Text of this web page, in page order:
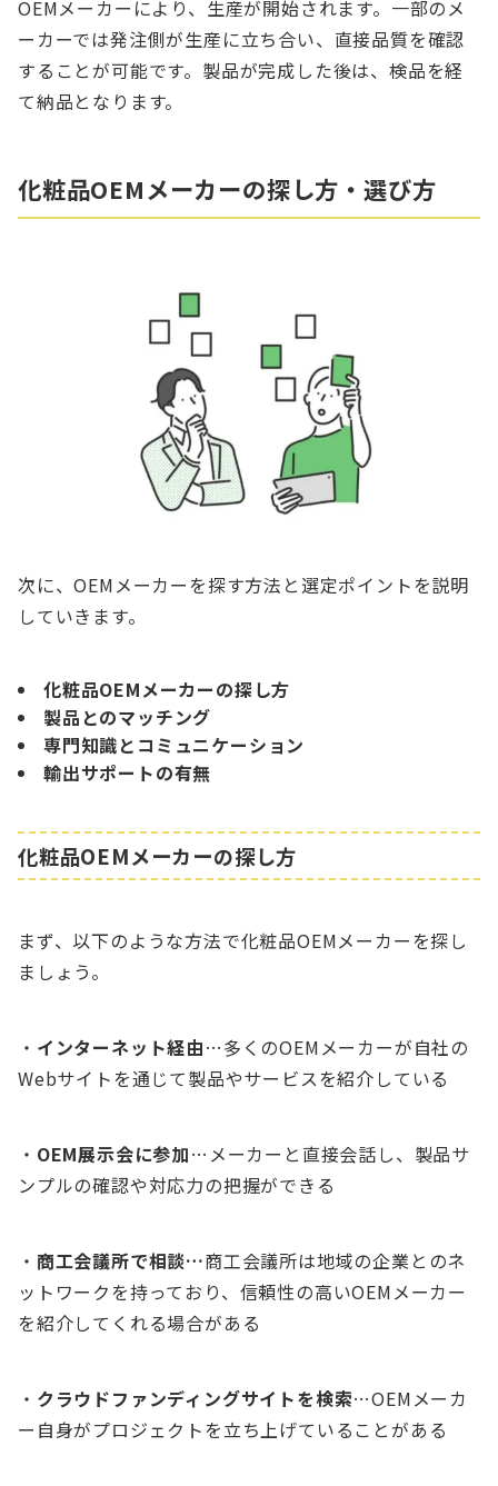
OEMメーカーにより、生産が開始されます。一部のメ
ーカーでは発注側が生産に立ち合い、直接品質を確認
することが可能です。製品が完成した後は、検品を経
て納品となります。
化粧品OEMメーカーの探し方・選び方
次に、OEMメーカーを探す方法と選定ポイントを説明
していきます。
化粧品OEMメーカーの探し方
製品とのマッチング
専門知識とコミュニケーション
輸出サポートの有無
化粧品OEMメーカーの探し方
まず、以下のような方法で化粧品OEMメーカーを探し
ましょう。
・ インターネット経由…多くのOEMメーカーが自社の
Webサイトを通じて製品やサービスを紹介している
・ OEM展示会に参加…メーカーと直接会話し、製品サ
ンプルの確認や対応力の把握ができる
・ 商工会議所で相談…商工会議所は地域の企業とのネ
ットワークを持っており、信頼性の高いOEMメーカー
を紹介してくれる場合がある
・ クラウドファンディングサイトを検索…OEMメーカ
ー自身がプロジェクトを立ち上げていることがある